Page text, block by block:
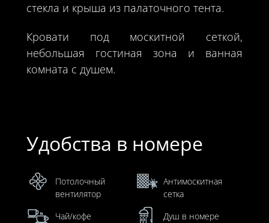
стекла и крыша из палаточного тента.
Кровати под москитной сеткой,
небольшая гостиная зона и ванная
комната с душем.
Удобства в номере
Потолочный
вентилятор
Антимоскитная
сетка
Чай/кофе
Душ в номере